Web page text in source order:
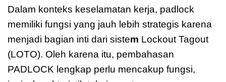
Dalam konteks keselamatan kerja, padlock
memiliki fungsi yang jauh lebih strategis karena
menjadi bagian inti dari sistem Lockout Tagout
(LOTO). Oleh karena itu, pembahasan
PADLOCK lengkap perlu mencakup fungsi,